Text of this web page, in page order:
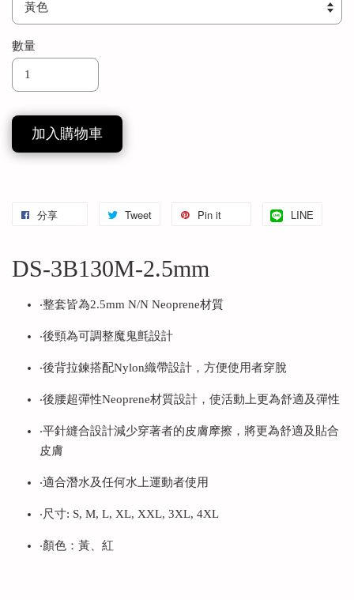
數量
加入購物車
分享 Tweet Pin it LINE
DS-3B130M-2.5mm
‧整套皆為2.5mm N/N Neoprene材質
‧後頸為可調整魔鬼氈設計
‧後背拉鍊搭配Nylon織帶設計，方便使用者穿脫
‧後腰超彈性Neoprene材質設計，使活動上更為舒適及彈性
‧平針縫合設計減少穿著者的皮膚摩擦，將更為舒適及貼合
皮膚
‧適合潛水及任何水上運動者使用
‧尺寸: S, M, L, XL, XXL, 3XL, 4XL
‧顏色：黃、紅